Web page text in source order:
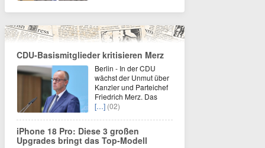
CDU-Basismitglieder kritisieren Merz
Berlin - In der CDU
wächst der Unmut über
Kanzler und Parteichef
Friedrich Merz. Das
[…] (02)
iPhone 18 Pro: Diese 3 großen
Upgrades bringt das Top-Modell